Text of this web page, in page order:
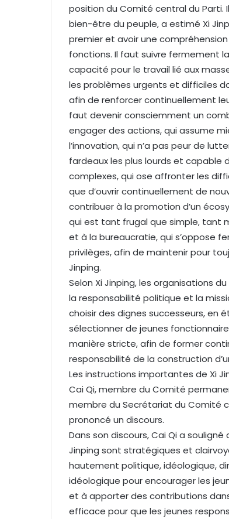
position du Comité central du Parti.
bien-être du peuple, a estimé Xi
premier et avoir une
fonctions. Il faut suivre fermement
capacité pour le travail lié aux
les problèmes urgents et difficiles
afin de renforcer continuellement
faut devenir consciemment un
engager des actions, qui assume
l’innovation, qui n’a pas peur de
fardeaux les plus lourds et capable
complexes, qui ose affronter les
que d’ouvrir continuellement de
contribuer à la promotion d’un
qui est tant frugal que simple, tant
et à la bureaucratie, qui s’oppose
privilèges, afin de maintenir pour
Jinping.
Selon Xi Jinping, les organisations
la responsabilité politique et la
choisir des dignes successeurs, en
sélectionner de jeunes
manière stricte, afin de former
responsabilité de la construction
Les instructions importantes de Xi
Cai Qi, membre du Comité
membre du Secrétariat du Comité
prononcé un discours.
Dans son discours, Cai Qi a
Jinping sont stratégiques et
hautement politique, idéologique,
idéologique pour encourager les
et à apporter des contributions
efficace pour que les jeunes